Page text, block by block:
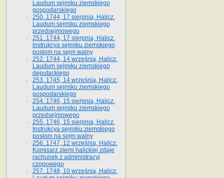
Laudum sejmiku ziemskiego
gospodarskiego
250. 1744, 17 sierpnia, Halicz.
Laudum sejmiku ziemskiego
przedsejmowego
251. 1744, 17 sierpnia, Halicz.
Instrukcya sejmiku ziemskiego
posłom na sejm walny
252. 1744, 14 września, Halicz.
Laudum sejmiku ziemskiego
deputackiego
253. 1745, 14 września, Halicz.
Laudum sejmiku ziemskiego
gospodarskiego
254. 1746, 15 sierpnia, Halicz.
Laudum sejmiku ziemskiego
przedsejmowego
255. 1746, 15 sierpnia, Halicz.
Instrukcya sejmiku ziemskiego
posłom na sejm walny
256. 1747, 12 września, Halicz.
Komisarz ziemi halickiej zdaje
rachunek z administracyi
czopowego
257. 1748, 10 września, Halicz.